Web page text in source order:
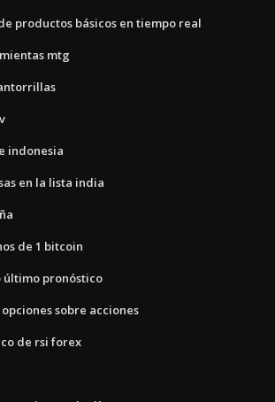
productos básicos en tiempo real
mtg
indonesia
en la lista india
de 1 bitcoin
pronóstico
sobre acciones
de rsi forex